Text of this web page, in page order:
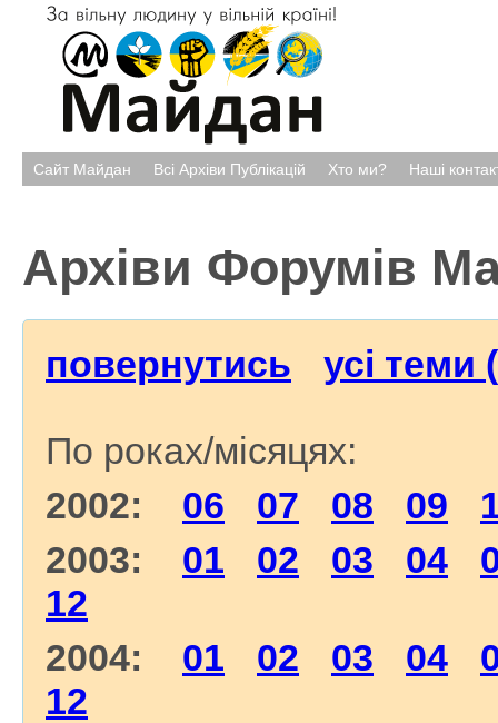
Сайт Майдан Всі Архіви Публікацій Хто ми? Наші
Архіви Форумів
повернутись усі теми
По роках/місяцях:
2002: 06 07 08 09
2003: 01 02 03 04
12
2004: 01 02 03 04
12